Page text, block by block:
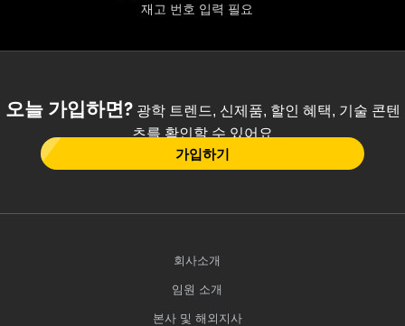
재고 번호 입력 필요
오늘 가입하면?광학 트렌드, 신제품, 할인 혜택, 기술 콘텐
츠를 확인할 수 있어요
가입하기
회사소개
임원 소개
본사 및 해외지사